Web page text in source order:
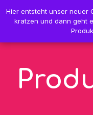
Hier entsteht unser neuer
kratzen und dann geht
Hier entsteht unser neuer
kratzen und dann geht